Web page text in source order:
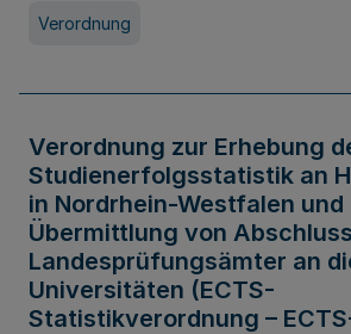
Verordnung
Verordnung zur Erhebung
Studienerfolgsstatistik an
in Nordrhein-Westfalen und
Übermittlung von
Landesprüfungsämter an
Universitäten (ECTS-
Statistikverordnung –